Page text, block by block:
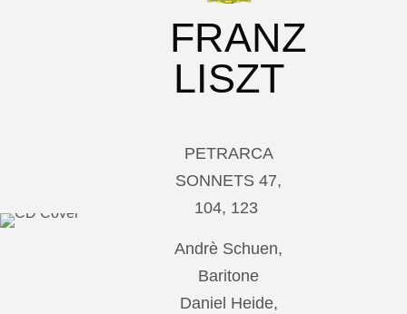
FRANZ
LISZT
PETRARCA
SONNETS 47,
104, 123
Andrè Schuen,
Baritone
Daniel Heide,